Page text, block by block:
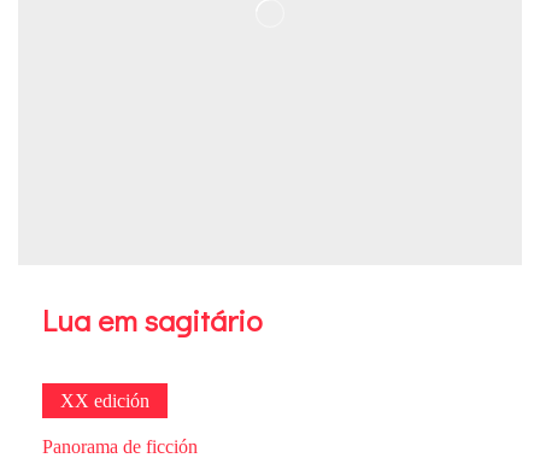
Lua em sagitário
XX edición
Panorama de ficción